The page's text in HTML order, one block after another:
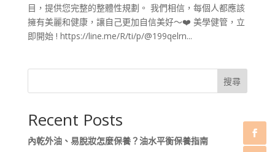
目，提供您完整的整體性規劃。 我們相信，每個人都應該
擁有美麗和健康，讓自己更加自信美好～❤️ 美學健管，立
即開始 ! https://line.me/R/ti/p/@199qelrn...
搜尋
Recent Posts
內乾外油、易脫妝怎麼保養？油水平衡保養指南